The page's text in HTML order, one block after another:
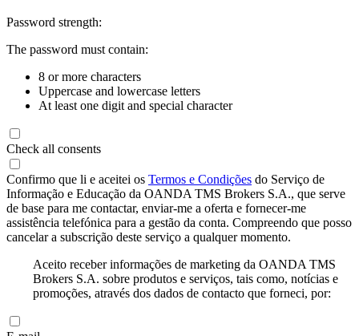
Password strength:
The password must contain:
8 or more characters
Uppercase and lowercase letters
At least one digit and special character
Check all consents
Confirmo que li e aceitei os Termos e Condições do Serviço de
Informação e Educação da OANDA TMS Brokers S.A., que serve
de base para me contactar, enviar-me a oferta e fornecer-me
assistência telefónica para a gestão da conta. Compreendo que posso
cancelar a subscrição deste serviço a qualquer momento.
Aceito receber informações de marketing da OANDA TMS
Brokers S.A. sobre produtos e serviços, tais como, notícias e
promoções, através dos dados de contacto que forneci, por: